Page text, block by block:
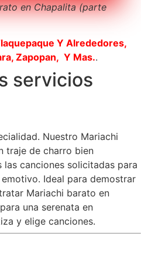
en Chapalita (parte
Y Alrededores,
Zapopan, Y Mas..
servicios
Nuestro Mariachi
traje de charro bien
canciones solicitadas para
Ideal para demostrar
Mariachi barato en
una serenata en
y elige canciones.